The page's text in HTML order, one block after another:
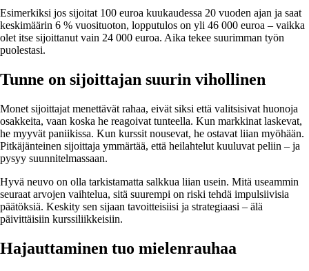
Esimerkiksi jos sijoitat 100 euroa kuukaudessa 20 vuoden ajan ja saat
keskimäärin 6 % vuosituoton, lopputulos on yli 46 000 euroa – vaikka
olet itse sijoittanut vain 24 000 euroa. Aika tekee suurimman työn
puolestasi.
Tunne on sijoittajan suurin vihollinen
Monet sijoittajat menettävät rahaa, eivät siksi että valitsisivat huonoja
osakkeita, vaan koska he reagoivat tunteella. Kun markkinat laskevat,
he myyvät paniikissa. Kun kurssit nousevat, he ostavat liian myöhään.
Pitkäjänteinen sijoittaja ymmärtää, että heilahtelut kuuluvat peliin – ja
pysyy suunnitelmassaan.
Hyvä neuvo on olla tarkistamatta salkkua liian usein. Mitä useammin
seuraat arvojen vaihtelua, sitä suurempi on riski tehdä impulsiivisia
päätöksiä. Keskity sen sijaan tavoitteisiisi ja strategiaasi – älä
päivittäisiin kurssiliikkeisiin.
Hajauttaminen tuo mielenrauhaa